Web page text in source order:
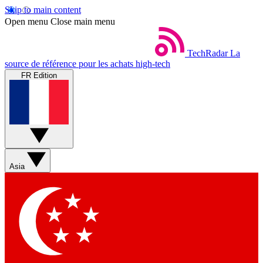
Skip to main content
Open menu Close main menu
TechRadar La
source de référence pour les achats high-tech
FR Edition
Asia